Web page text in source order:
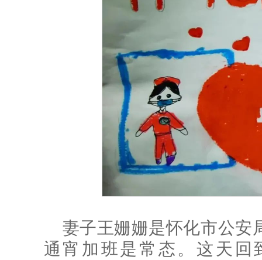
妻子王姗姗是怀化市公安
通宵加班是常态。这天回